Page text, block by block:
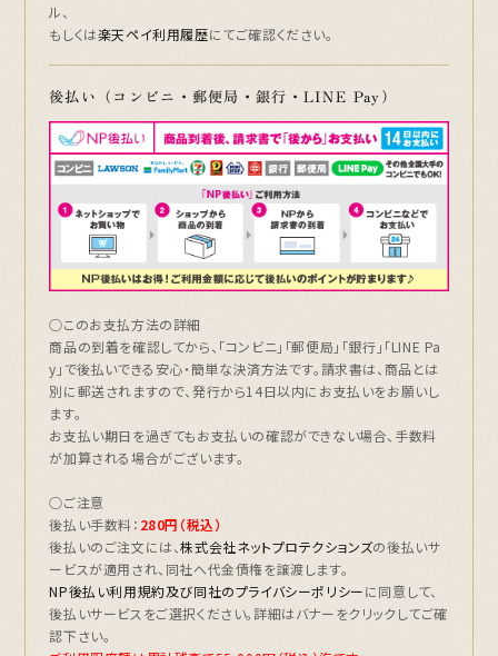
ル、
もしくは楽天ペイ利用履歴にてご確認ください。
後払い（コンビニ・郵便局・銀行・LINE Pay）
○このお支払方法の詳細
商品の到着を確認してから、「コンビニ」「郵便局」「銀行」「LINE Pa
y」で後払いできる安心・簡単な決済方法です。請求書は、商品とは
別に郵送されますので、発行から14日以内にお支払いをお願いし
ます。
お支払い期日を過ぎてもお支払いの確認ができない場合、手数料
が加算される場合がございます。
○ご注意
後払い手数料： 280円（税込）
後払いのご注文には、株式会社ネットプロテクションズの後払いサ
ービスが適用され、同社へ代金債権を譲渡します。
NP後払い利用規約及び同社のプライバシーポリシーに同意して、
後払いサービスをご選択ください。詳細はバナーをクリックしてご確
認下さい。